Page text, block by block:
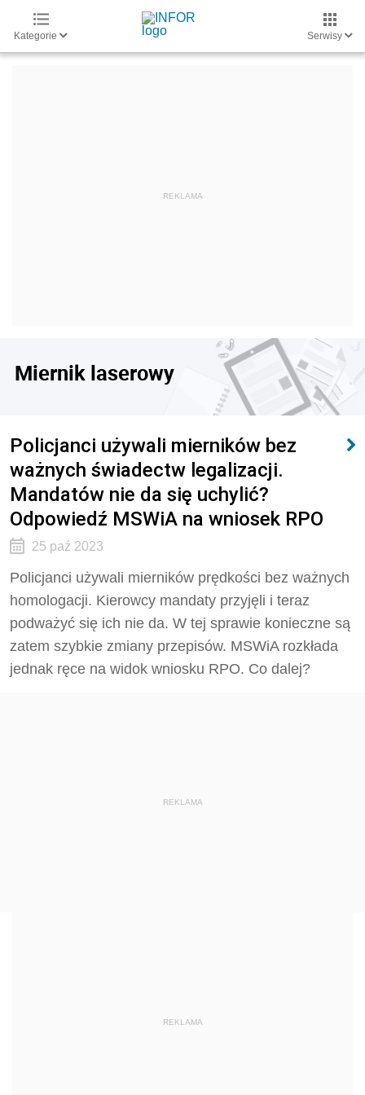
Kategorie Serwisy
Miernik laserowy
Policjanci używali mierników bez
ważnych świadectw legalizacji.
Mandatów nie da się uchylić?
Odpowiedź MSWiA na wniosek RPO
25 paź 2023
Policjanci używali mierników prędkości bez ważnych
homologacji. Kierowcy mandaty przyjęli i teraz
podważyć się ich nie da. W tej sprawie konieczne są
zatem szybkie zmiany przepisów. MSWiA rozkłada
jednak ręce na widok wniosku RPO. Co dalej?
REKLAMA
REKLAMA